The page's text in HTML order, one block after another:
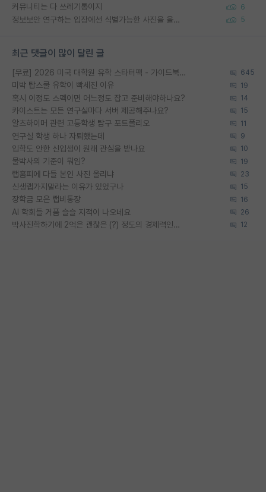
커뮤니티는 다 쓰레기통이지 6
정보보안 연구하는 입장에선 식별가능한 사진을 올리는건 비추이긴함 5
최근 댓글이 많이 달린 글
[무료] 2026 미국 대학원 유학 스타터팩 - 가이드북 & 합격자 컨택메일 템플릿 645
미박 탑스쿨 유학이 빡세진 이유 19
혹시 이정도 스펙이면 어느정도 잡고 준비해야하나요? 14
카이스트는 모든 연구실마다 서버 제공해주나요? 15
알츠하이머 관련 고등학생 탐구 포트폴리오 11
연구실 학생 하나 자퇴했는데 9
입학도 안한 신입생이 원래 관심을 받나요 10
물박사의 기준이 뭐임? 19
랩홈피에 다들 본인 사진 올리냐 23
신생랩가지말라는 이유가 있었구나 15
장학금 모은 랩비통장 16
AI 학회들 거품 슬슬 지적이 나오네요 26
박사진학하기에 2억은 괜찮은 (?) 정도의 경제력인가요 12